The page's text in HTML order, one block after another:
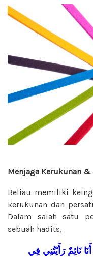
Menjaga Kerukunan
Beliau memiliki
kerukunan dan
Dalam salah satu
sebuah hadits,
نَائِمٌ رَأَيْتُنِي فِي